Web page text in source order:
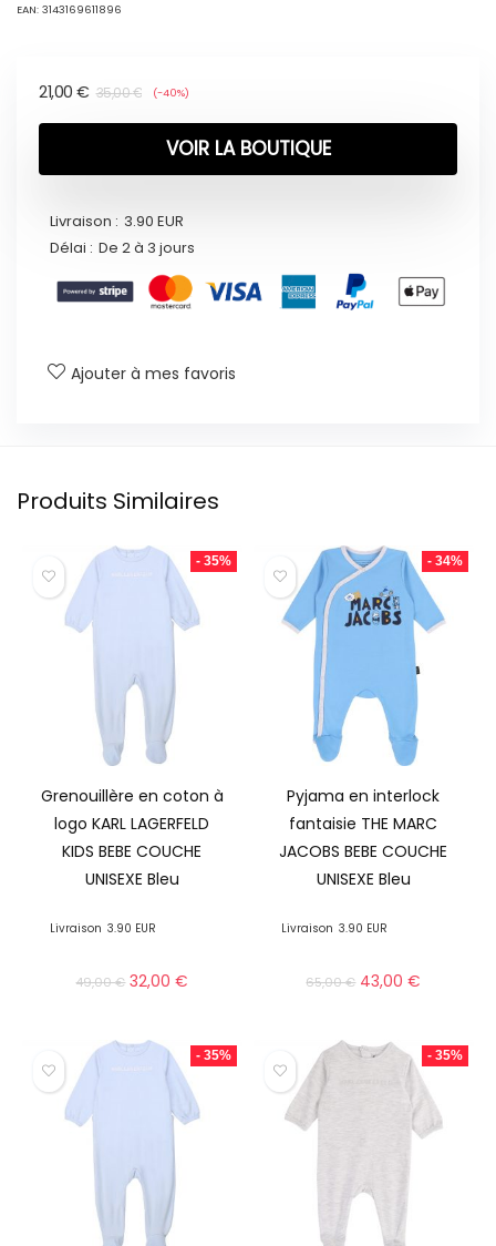
EAN: 3143169611896
35,00€
21,00 € (-40%)
VOIR LA BOUTIQUE
Livraison : 3.90 EUR
Délai : De 2 à 3 jours
Ajouter à mes favoris
Produits Similaires
- 35%
Grenouillère en coton à
logo KARL LAGERFELD
KIDS BEBE COUCHE
UNISEXE Bleu
Livraison 3.90 EUR
49,00€ 32,00€
- 34%
Pyjama en interlock
fantaisie THE MARC
JACOBS BEBE COUCHE
UNISEXE Bleu
Livraison 3.90 EUR
65,00€ 43,00€
- 35% - 35%